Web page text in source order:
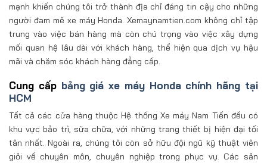
mạnh khiến chúng tôi trở thành địa chỉ đáng tin cậy cho những
người đam mê xe máy Honda. Xemaynamtien.com không chỉ tập
trung vào việc bán hàng mà còn chú trọng vào việc xây dựng
mối quan hệ lâu dài với khách hàng, thể hiện qua dịch vụ hậu
mãi và chăm sóc khách hàng đẳng cấp.
Cung cấp bảng giá xe máy Honda chính hãng tại
HCM
Tất cả các cửa hàng thuộc Hệ thống Xe máy Nam Tiến đều có
khu vực bảo trì, sữa chữa, với những trang thiết bị hiện đại tối
tân nhất. Ngoài ra, chúng tôi còn sở hữu đội ngũ kỹ thuật viên
giỏi về chuyên môn, chuyên nghiệp trong phục vụ. Các sản